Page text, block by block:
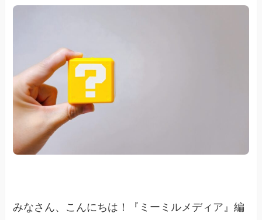
みなさん、こんにちは！『ミーミルメディア』編